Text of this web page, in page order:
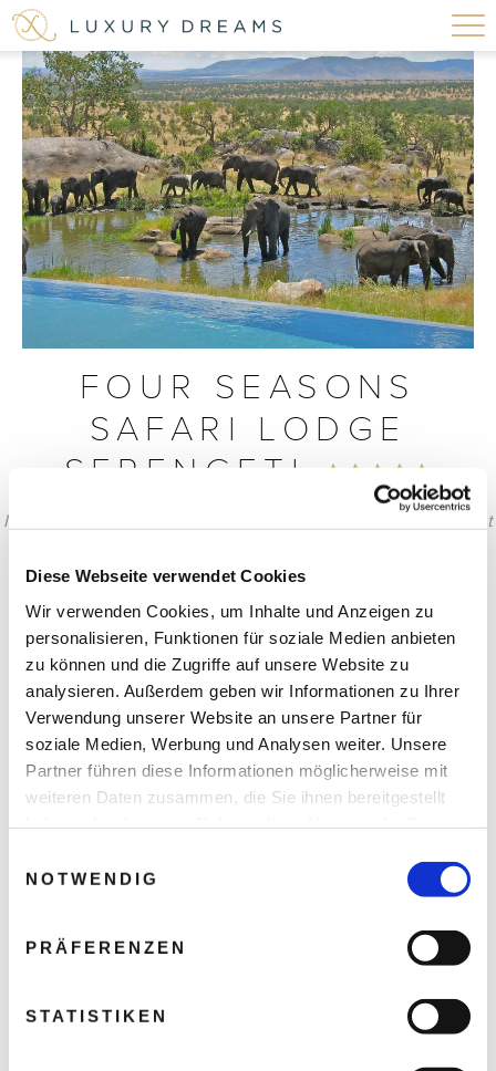
Diese Webseite verwendet Cookies
Wir verwenden Cookies, um Inhalte und Anzeigen zu
personalisieren, Funktionen für soziale Medien anbieten
zu können und die Zugriffe auf unsere Website zu
analysieren. Außerdem geben wir Informationen zu Ihrer
Verwendung unserer Website an unsere Partner für
soziale Medien, Werbung und Analysen weiter. Unsere
Partner führen diese Informationen möglicherweise mit
weiteren Daten zusammen, die Sie ihnen bereitgestellt
NOTWENDIG
PRÄFERENZEN
STATISTIKEN
FOUR SEASONS
SAFARI LODGE
SERENGETI
Ihr Refugium in der Savanne - Im Herzen der Serengeti begrüßt
Villen und Suiten zwischen den Big Five Afrikas.